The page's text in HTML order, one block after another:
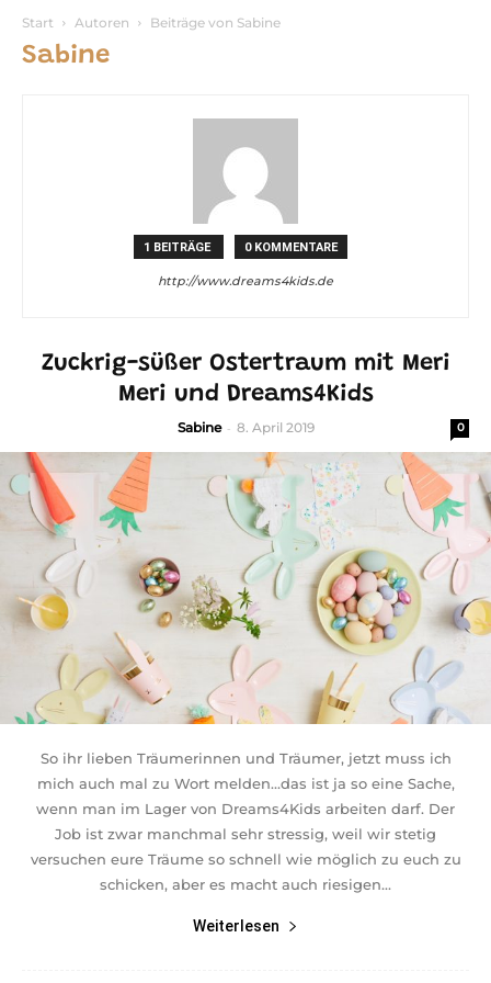
Start Autoren Beiträge von Sabine
Sabine
1 BEITRÄGE 0 KOMMENTARE
http://www.dreams4kids.de
Zuckrig-süßer Ostertraum mit Meri
Meri und Dreams4Kids
Sabine - 8. April 2019 0
So ihr lieben Träumerinnen und Träumer, jetzt muss ich
mich auch mal zu Wort melden…das ist ja so eine Sache,
wenn man im Lager von Dreams4Kids arbeiten darf. Der
Job ist zwar manchmal sehr stressig, weil wir stetig
versuchen eure Träume so schnell wie möglich zu euch zu
schicken, aber es macht auch riesigen...
Weiterlesen